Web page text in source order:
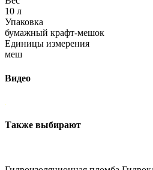
10 л
Упаковка
бумажный крафт-мешок
Единицы измерения
меш
Видео
Также выбирают